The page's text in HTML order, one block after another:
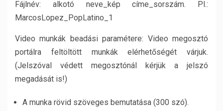
Fájlnév: alkotó neve_kép címe_sorszám. Pl.:
MarcosLopez_PopLatino_1
Video munkák beadási paramétere: Video megosztó
portálra feltöltött munkák elérhetőségét várjuk.
(Jelszóval védett megosztónál kérjük a jelszó
megadását is!)
A munka rövid szöveges bemutatása (300 szó).